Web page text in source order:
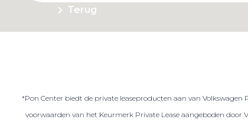
Terug
*Pon Center biedt de private leaseproducten aan van Volkswagen
voorwaarden van het Keurmerk Private Lease aangeboden door